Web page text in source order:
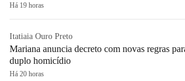
Há 19 horas
Itatiaia Ouro Preto
Mariana anuncia decreto com novas regras
duplo homicídio
Há 20 horas